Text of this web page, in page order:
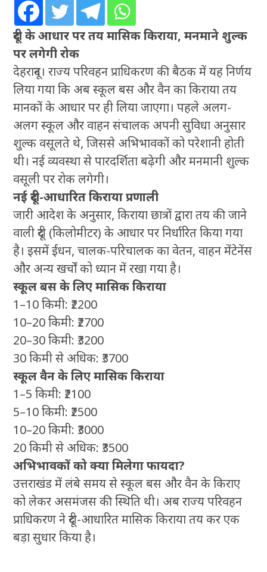
दूरी के आधार पर तय मासिक किराया, मनमाने शुल्क
पर लगेगी रोक
देहरादून। राज्य परिवहन प्राधिकरण की बैठक में यह निर्णय
लिया गया कि अब स्कूल बस और वैन का किराया तय
मानकों के आधार पर ही लिया जाएगा। पहले अलग-
अलग स्कूल और वाहन संचालक अपनी सुविधा अनुसार
शुल्क वसूलते थे, जिससे अभिभावकों को परेशानी होती
थी। नई व्यवस्था से पारदर्शिता बढ़ेगी और मनमानी शुल्क
वसूली पर रोक लगेगी।
नई दूरी-आधारित किराया प्रणाली
जारी आदेश के अनुसार, किराया छात्रों द्वारा तय की जाने
वाली दूरी (किलोमीटर) के आधार पर निर्धारित किया गया
है। इसमें ईंधन, चालक-परिचालक का वेतन, वाहन मेंटेनेंस
और अन्य खर्चों को ध्यान में रखा गया है।
स्कूल बस के लिए मासिक किराया
1–10 किमी: ₹2200
10–20 किमी: ₹2700
20–30 किमी: ₹3200
30 किमी से अधिक: ₹3700
स्कूल वैन के लिए मासिक किराया
1–5 किमी: ₹2100
5–10 किमी: ₹2500
10–20 किमी: ₹3000
20 किमी से अधिक: ₹3500
अभिभावकों को क्या मिलेगा फायदा?
उत्तराखंड में लंबे समय से स्कूल बस और वैन के किराए
को लेकर असमंजस की स्थिति थी। अब राज्य परिवहन
प्राधिकरण ने दूरी-आधारित मासिक किराया तय कर एक
बड़ा सुधार किया है।